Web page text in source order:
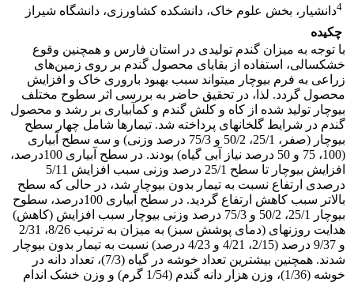
4دانشیار، بخش علوم خاک، دانشکده کشاورزی، دانشگاه شیراز
چکیده
با توجه به میزان گندم تولیدی در استان فارس و همچنین وقوع
خشکسالی، استفاده از بقایای محصول گندم بر روی زمین‌های
زراعی به فرم بیوچار میتواند سبب بهبود باروری خاک و افزایش
محصول گردد. لذا، در تحقیق حاضر به بررسی اثر سطوح مختلف
بیوچار تولید شده از کاه و کلش گندم و کمآبیاری بر رشد و محصول
گندم در شرایط گلخانهای پرداخته شد. تیمارها شامل چهار سطح
بیوچار (صفر، 25/1، 50/2 و 75/3 درصد وزنی) و سه سطح آبیاری
(100، 75 و 50 درصد نیاز آبی گیاه) بودند. در سطح آبیاری 100درصد،
افزایش بیوچار تا سطح 25/1 درصد وزنی سبب افزایش 5/11
درصدی ارتفاع نسبت به تیمار بدون بیوچار شد، در حالی که سطح
بالاتر سبب کاهش ارتفاع گردید. در سطح آبیاری 100درصد، سطوح
بیوچار 25/1، 50/2 و 75/3 درصد وزنی بیوچار سبب افزایش (کاهش)
هدایت روزنهای (دمای پوشش سبز) به میزان به ترتیب 8/26، 2/31
و 9/37 درصد (2/15، 4/21 و 4/23 درصد) نسبت به تیمار بدون بیوچار
شدند. همچنین بیشترین تعداد خوشه در گیاه (7/3)، تعداد دانه در
خوشه (1/36)، وزن هزار دانه گندم (1/54 گرم) و وزن خشک اندام